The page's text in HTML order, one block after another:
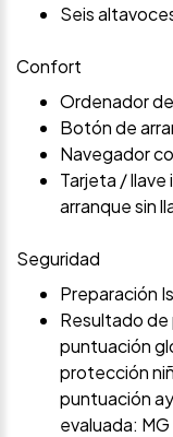
Seis
Confort
Ordenador
Botón de
Navegador
Tarjeta /
arranque sin
Seguridad
Preparación
Resultado de
puntuación
protección
puntuación
evaluada: